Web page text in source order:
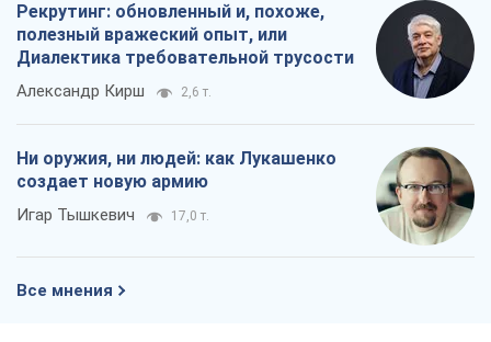
Рекрутинг: обновленный и, похоже,
полезный вражеский опыт, или
Диалектика требовательной трусости
Александр Кирш 2,6 т.
Ни оружия, ни людей: как Лукашенко
создает новую армию
Игар Тышкевич 17,0 т.
Все мнения